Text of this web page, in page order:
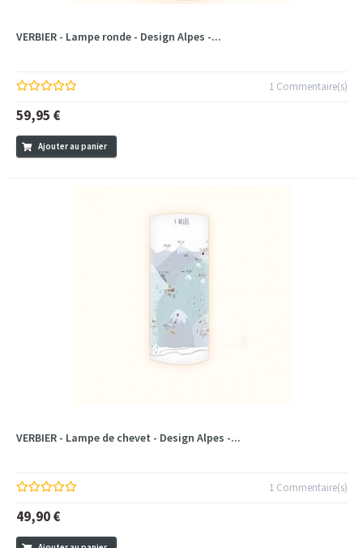
VERBIER - Lampe ronde - Design Alpes -...
1 Commentaire(s)
59,95 €
Ajouter au panier
VERBIER - Lampe de chevet - Design Alpes -...
1 Commentaire(s)
49,90 €